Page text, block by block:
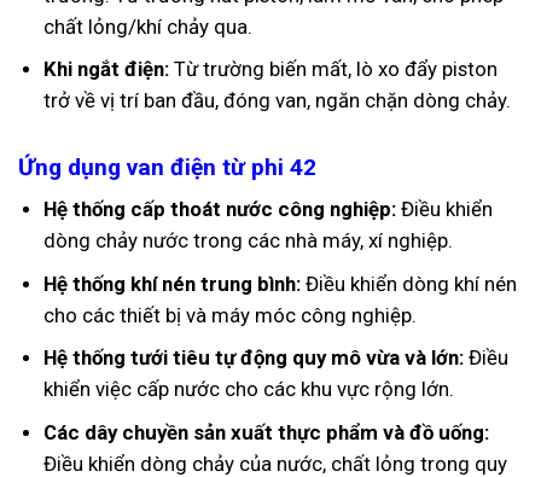
chất lỏng/khí chảy qua.
Khi ngắt điện:Từ trường biến mất, lò xo đẩy piston
trở về vị trí ban đầu, đóng van, ngăn chặn dòng chảy.
Ứng dụng van điện từ phi 42
Hệ thống cấp thoát nước công nghiệp:Điều khiển
dòng chảy nước trong các nhà máy, xí nghiệp.
Hệ thống khí nén trung bình:Điều khiển dòng khí nén
cho các thiết bị và máy móc công nghiệp.
Hệ thống tưới tiêu tự động quy mô vừa và lớn:Điều
khiển việc cấp nước cho các khu vực rộng lớn.
Các dây chuyền sản xuất thực phẩm và đồ uống:
Điều khiển dòng chảy của nước, chất lỏng trong quy